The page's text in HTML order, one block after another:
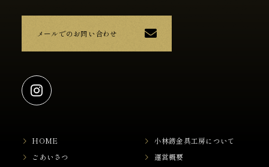
メールでのお問い合わせ
HOME
ごあいさつ
小林錺金具工房について
運営概要